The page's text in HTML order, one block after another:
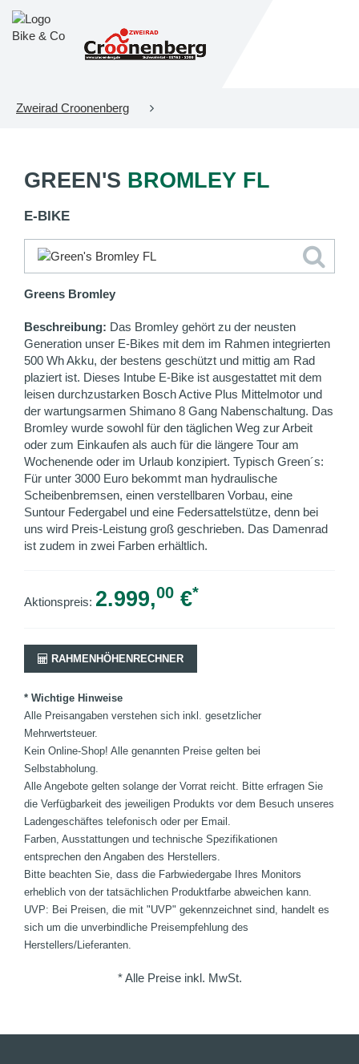
Zweirad Croonenberg
GREEN'S BROMLEY FL
E-BIKE
Greens Bromley
Beschreibung: Das Bromley gehört zu der neusten
Generation unser E-Bikes mit dem im Rahmen integrierten
500 Wh Akku, der bestens geschützt und mittig am Rad
plaziert ist. Dieses Intube E-Bike ist ausgestattet mit dem
leisen durchzustarken Bosch Active Plus Mittelmotor und
der wartungsarmen Shimano 8 Gang Nabenschaltung. Das
Bromley wurde sowohl für den täglichen Weg zur Arbeit
oder zum Einkaufen als auch für die längere Tour am
Wochenende oder im Urlaub konzipiert. Typisch Green´s:
Für unter 3000 Euro bekommt man hydraulische
Scheibenbremsen, einen verstellbaren Vorbau, eine
Suntour Federgabel und eine Federsattelstütze, denn bei
uns wird Preis-Leistung groß geschrieben. Das Damenrad
ist zudem in zwei Farben erhältlich.
Aktionspreis: 2.999,00 €*
RAHMENHÖHENRECHNER
* Wichtige Hinweise
Alle Preisangaben verstehen sich inkl. gesetzlicher
Mehrwertsteuer.
Kein Online-Shop! Alle genannten Preise gelten bei
Selbstabholung.
Alle Angebote gelten solange der Vorrat reicht. Bitte erfragen Sie
die Verfügbarkeit des jeweiligen Produkts vor dem Besuch unseres
Ladengeschäftes telefonisch oder per Email.
Farben, Ausstattungen und technische Spezifikationen
entsprechen den Angaben des Herstellers.
Bitte beachten Sie, dass die Farbwiedergabe Ihres Monitors
erheblich von der tatsächlichen Produktfarbe abweichen kann.
UVP: Bei Preisen, die mit "UVP" gekennzeichnet sind, handelt es
sich um die unverbindliche Preisempfehlung des
Herstellers/Lieferanten.
* Alle Preise inkl. MwSt.